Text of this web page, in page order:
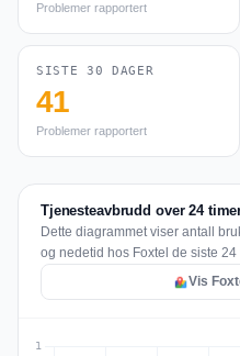
Problemer rapportert
SISTE 30 DAGER
41
Problemer rapportert
Tjenesteavbrudd over 24
Dette diagrammet viser antall
og nedetid hos Foxtel de siste 24
Vis